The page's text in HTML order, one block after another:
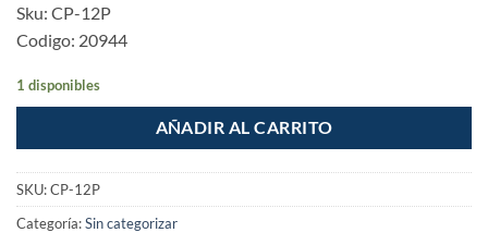
Sku: CP-12P
Codigo: 20944
1 disponibles
AÑADIR AL CARRITO
SKU:CP-12P
Categoría:Sin categorizar